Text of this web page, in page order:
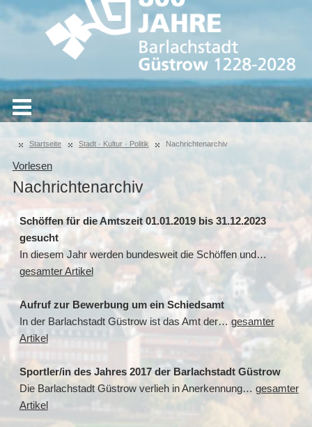
Startseite Stadt · Kultur · Politik Nachrichtenarchiv
Vorlesen
Nachrichtenarchiv
Schöffen für die Amtszeit 01.01.2019 bis 31.12.2023
gesucht
In diesem Jahr werden bundesweit die Schöffen und…
gesamter Artikel
Aufruf zur Bewerbung um ein Schiedsamt
In der Barlachstadt Güstrow ist das Amt der… gesamter
Artikel
Sportler/in des Jahres 2017 der Barlachstadt Güstrow
Die Barlachstadt Güstrow verlieh in Anerkennung… gesamter
Artikel